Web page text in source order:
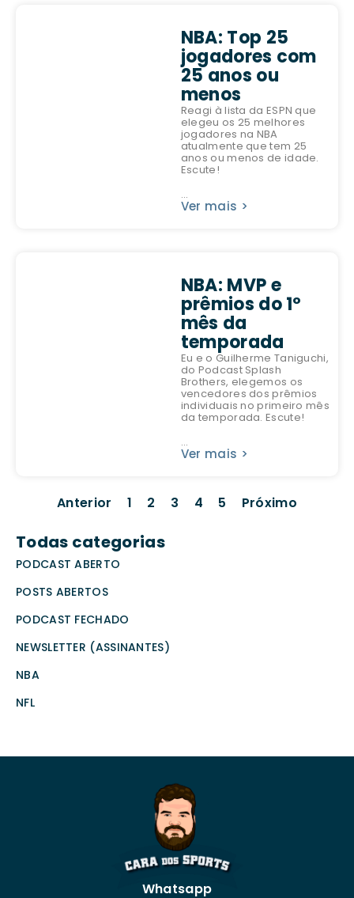
NBA: Top 25
jogadores com
25 anos ou
menos
Reagi à lista da ESPN que
elegeu os 25 melhores
jogadores na NBA
atualmente que tem 25
anos ou menos de idade.
Escute!
...
Ver mais >
NBA: MVP e
prêmios do 1º
mês da
temporada
Eu e o Guilherme Taniguchi,
do Podcast Splash
Brothers, elegemos os
vencedores dos prêmios
individuais no primeiro mês
da temporada. Escute!
...
Ver mais >
Anterior 1 2 3 4 5 Próximo
Todas categorias
PODCAST ABERTO
POSTS ABERTOS
PODCAST FECHADO
NEWSLETTER (ASSINANTES)
NBA
NFL
Whatsapp